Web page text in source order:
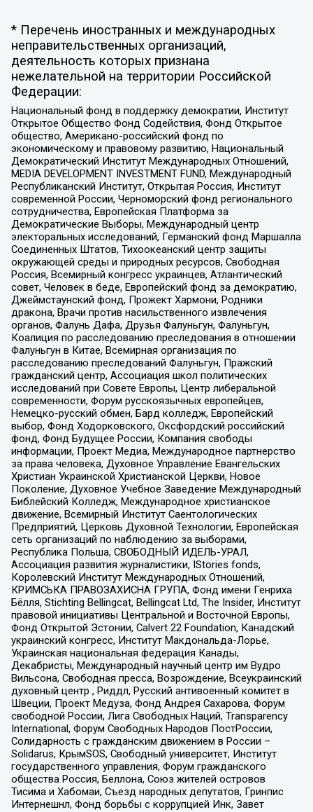
* Перечень иностранных и международных
неправительственных организаций,
деятельность которых признана
нежелательной на территории Российской
Федерации:
Национальный фонд в поддержку демократии, Институт
Открытое Общество Фонд Содействия, Фонд Открытое
общество, Американо-российский фонд по
экономическому и правовому развитию, Национальный
Демократический Институт Международных Отношений,
MEDIA DEVELOPMENT INVESTMENT FUND, Международный
Республиканский Институт, Открытая Россия, Институт
современной России, Черноморский фонд регионального
сотрудничества, Европейская Платформа за
Демократические Выборы, Международный центр
электоральных исследований, Германский фонд Маршалла
Соединенных Штатов, Тихоокеанский центр защиты
окружающей среды и природных ресурсов, Свободная
Россия, Всемирный конгресс украинцев, Атлантический
совет, Человек в беде, Европейский фонд за демократию,
Джеймстаунский фонд, Прожект Хармони, Родники
дракона, Врачи против насильственного извлечения
органов, Фалунь Дафа, Друзья Фалуньгун, Фалуньгун,
Коалиция по расследованию преследования в отношении
Фалуньгун в Китае, Всемирная организация по
расследованию преследований Фалуньгун, Пражский
гражданский центр, Ассоциация школ политических
исследований при Совете Европы, Центр либеральной
современности, Форум русскоязычных европейцев,
Немецко-русский обмен, Бард колледж, Европейский
выбор, Фонд Ходорковского, Оксфордский российский
фонд, Фонд Будущее России, Компания свободы
информации, Проект Медиа, Международное партнерство
за права человека, Духовное Управление Евангельских
Христиан Украинской Христианской Церкви, Новое
Поколение, Духовное Учебное Заведение Международный
Библейский Колледж, Международное христианское
движение, Всемирный Институт Саентологических
Предприятий, Церковь Духовной Технологии, Европейская
сеть организаций по наблюдению за выборами,
Республика Польша, СВОБОДНЫЙ ИДЕЛЬ-УРАЛ,
Ассоциация развития журналистики, IStories fonds,
Королевский Институт Международных Отношений,
КРИМСЬКА ПРАВОЗАХИСНА ГРУПА, Фонд имени Генриха
Бёлля, Stichting Bellingcat, Bellingcat Ltd, The Insider, Институт
правовой инициативы Центральной и Восточной Европы,
Фонд Открытой Эстонии, Calvert 22 Foundation, Канадский
украинский конгресс, Институт Макдональда-Лорье,
Украинская национальная федерация Канады,
Декабристы, Международный научный центр им Вудро
Вильсона, Свободная пресса, Возрождение, Всеукраинский
духовный центр , Риддл, Русский антивоенный комитет в
Швеции, Проект Медуза, Фонд Андрея Сахарова, Форум
свободной России, Лига Свободных Наций, Transparеncy
International, Форум Свободных Народов ПостРоссии,
Солидарность с гражданским движением в России –
Solidarus, КрымSOS, Свободный университет, Институт
государственного управления, Форум гражданского
общества Россия, Беллона, Союз жителей островов
Тисима и Хабомаи, Съезд народных депутатов, Гринпис
Интернешнл, Фонд борьбы с коррупцией Инк, Завет